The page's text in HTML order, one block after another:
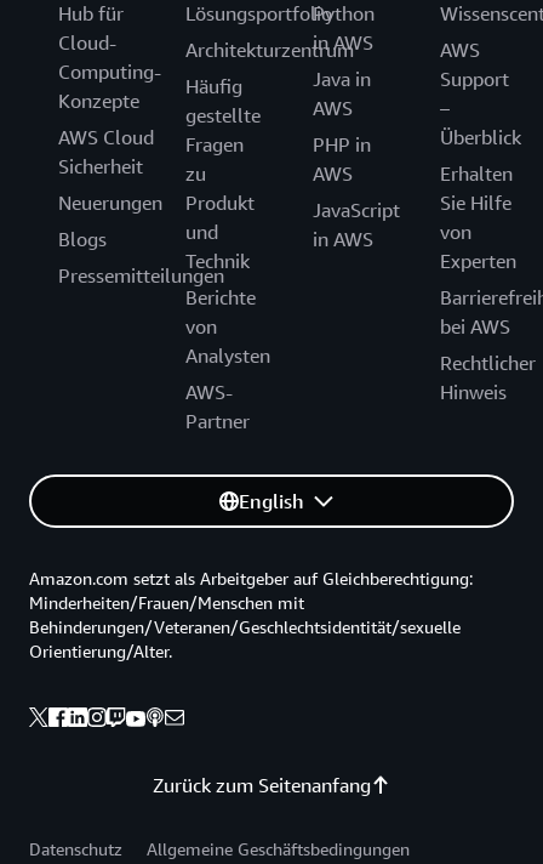
Hub für
Cloud-
Computing-
Konzepte
AWS Cloud
Sicherheit
Neuerungen
Blogs
Pressemitteilungen
Lösungsportfolio
Architekturzentrum
Häufig
gestellte
Fragen
zu
Produkt
und
Technik
Berichte
von
Analysten
AWS-
Partner
Python
in AWS
Java in
AWS
PHP in
AWS
JavaScript
in AWS
AWS
Support
–
Überblick
Erhalten
Sie Hilfe
von
Experten
bei AWS
Rechtlicher
Hinweis
English
Zurück zum Seitenanfang
Amazon.com setzt als Arbeitgeber auf Gleichberechtigung:
Minderheiten/Frauen/Menschen mit
Behinderungen/Veteranen/Geschlechtsidentität/sexuelle
Orientierung/Alter.
Datenschutz Allgemeine Geschäftsbedingungen